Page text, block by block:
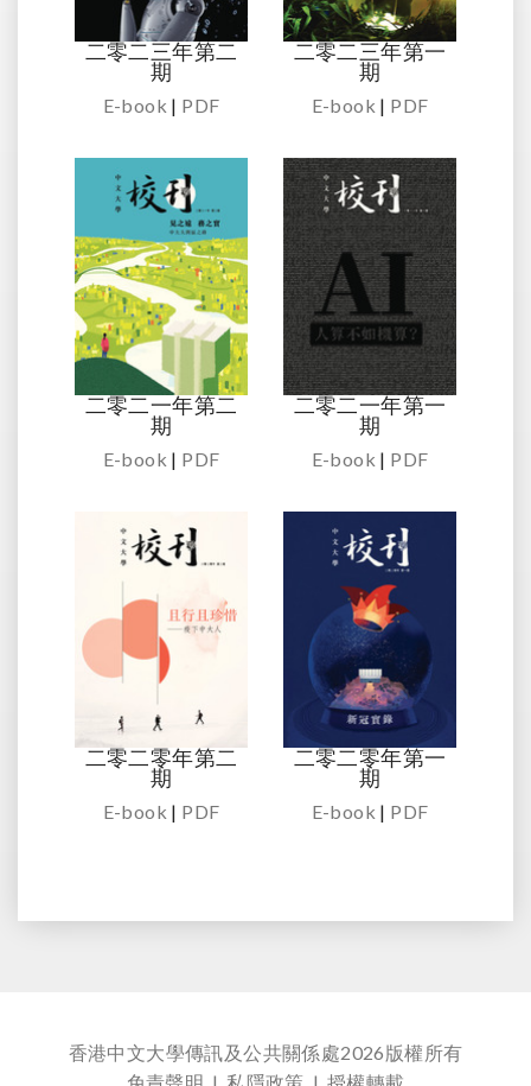
二零二三年第二
期
E-book | PDF
二零二三年第一
期
E-book | PDF
二零二一年第二
期
E-book | PDF
二零二一年第一
期
E-book | PDF
二零二零年第二
期
E-book | PDF
二零二零年第一
期
E-book | PDF
香港中文大學傳訊及公共關係處2026版權所有